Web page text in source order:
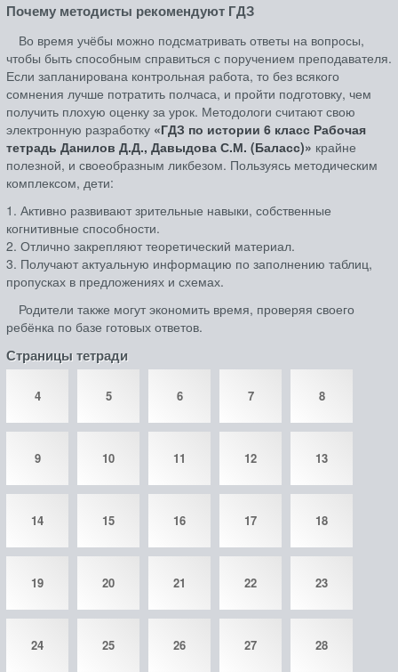
Почему методисты рекомендуют ГДЗ
Во время учёбы можно подсматривать ответы на вопросы,
чтобы быть способным справиться с поручением преподавателя.
Если запланирована контрольная работа, то без всякого
сомнения лучше потратить полчаса, и пройти подготовку, чем
получить плохую оценку за урок. Методологи считают свою
электронную разработку «ГДЗ по истории 6 класс Рабочая
тетрадь Данилов Д.Д., Давыдова С.М. (Баласс)» крайне
полезной, и своеобразным ликбезом. Пользуясь методическим
комплексом, дети:
1. Активно развивают зрительные навыки, собственные
когнитивные способности.
2. Отлично закрепляют теоретический материал.
3. Получают актуальную информацию по заполнению таблиц,
пропусках в предложениях и схемах.
Родители также могут экономить время, проверяя своего
ребёнка по базе готовых ответов.
Страницы тетради
4 5 6 7 8
9 10 11 12 13
14 15 16 17 18
19 20 21 22 23
24 25 26 27 28